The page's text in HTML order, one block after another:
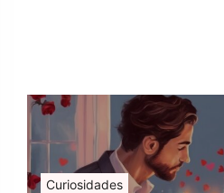
Curiosidades